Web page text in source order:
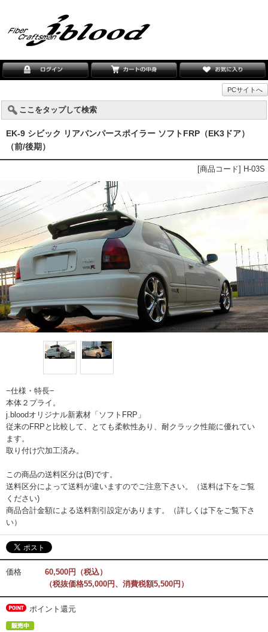
PCサイトへ
ここをタップして検索
EK-9 シビック リアバンパースポイラー ソフトFRP（EK3ドア）
（前/後期）
[商品コード] H-03S
−仕様・特長−
本体２プライ。
j.bloodオリジナル新素材「ソフトFRP」
従来のFRPと比較して、とても柔軟性あり、耐クラック性能に優れてい
ます。
取り付け穴加工済み。
この商品の送料区分は(B)です。
送料区分によって送料が違いますのでご注意下さい。（送料は下をご覧
ください)
商品合計金額による送料割引設定があります。（詳しくは下をご覧下さ
い）
価格
60,500円（税込）
（税抜価格55,000円、消費税額5,500円）
ポイント還元